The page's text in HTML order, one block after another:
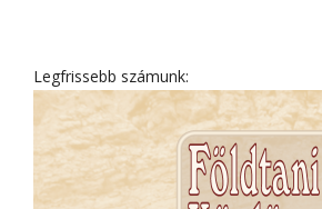
Legfrissebb számunk: